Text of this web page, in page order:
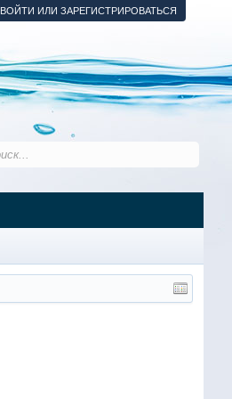
ВОЙТИ ИЛИ ЗАРЕГИСТРИРОВАТЬСЯ